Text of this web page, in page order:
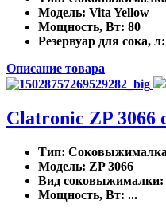
Модель: Vita Yellow
Мощность, Вт: 80
Резервуар для сока, л
Описание товара
Clatronic ZP
Тип: Соковыжималка
Модель: ZP 3066
Вид соковыжималки:
Мощность, Вт: ...